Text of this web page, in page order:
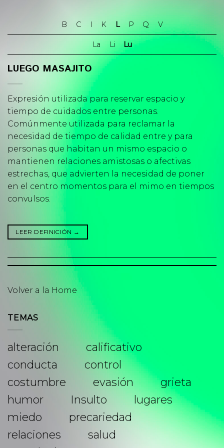
B C I K L P Q V
La Li Lu
LUEGO MASAJITO
Expresión utilizada para reservar espacio y
tiempo de cuidados entre personas.
Comúnmente utilizada para reclamar la
necesidad de tiempo de calidad entre y para
personas que habitan un mismo espacio o
mantienen relaciones amistosas o afectivas
estrechas, que advierten la necesidad de poner
en el centro momentos para el mimo en tiempos
convulsos.
LEER DEFINICIÓN →
Volver a la Home
TEMAS
alteración
calificativo
conducta
control
costumbre
evasión
grieta
humor
Insulto
lugares
miedo
precariedad
relaciones
salud